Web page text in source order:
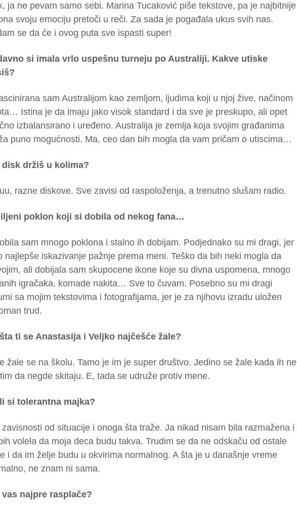
ja ne pevam samo sebi. Marina Tucaković piše tekstove, pa je najbitnije
svoju emociju pretoči u reči. Za sada je pogađala ukus svih nas.
se da će i ovog puta sve ispasti super!
si imala vrlo uspešnu turneju po Australiji. Kakve utiske
sam Australijom kao zemljom, ljudima koji u njoj žive, načinom
Istina je da imaju jako visok standard i da sve je preskupo, ali opet
izbalansirano i uređeno. Australija je zemlja koja svojim građanima
puno mogućnosti. Ma, ceo dan bih mogla da vam pričam o utiscima…
držiš u kolima?
razne diskove. Sve zavisi od raspoloženja, a trenutno slušam radio.
poklon koji si dobila od nekog fana…
sam mnogo poklona i stalno ih dobijam. Podjednako su mi dragi, jer
najlepše iskazivanje pažnje prema meni. Teško da bih neki mogla da
ali dobijala sam skupocene ikone koje su divna uspomena, mnogo
igračaka, komade nakita… Sve to čuvam. Posebno su mi dragi
sa mojim tekstovima i fotografijama, jer je za njihovu izradu uložen
trud.
ti se Anastasija i Veljko najčešće žale?
žale se na školu. Tamo je im je super društvo. Jedino se žale kada ih ne
da negde skitaju. E, tada se udruže protiv mene.
si tolerantna majka?
zavisnosti od situacije i onoga šta traže. Ja nikad nisam bila razmažena i
volela da moja deca budu takva. Trudim se da ne odskaču od ostale
i da im želje budu u okvirima normalnog. A šta je u današnje vreme
ne znam ni sama.
vas najpre rasplače?